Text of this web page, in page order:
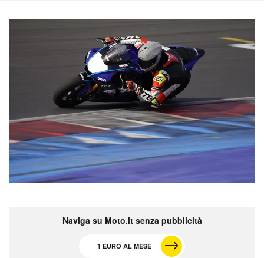
Naviga su Moto.it senza pubblicità
1 EURO AL MESE